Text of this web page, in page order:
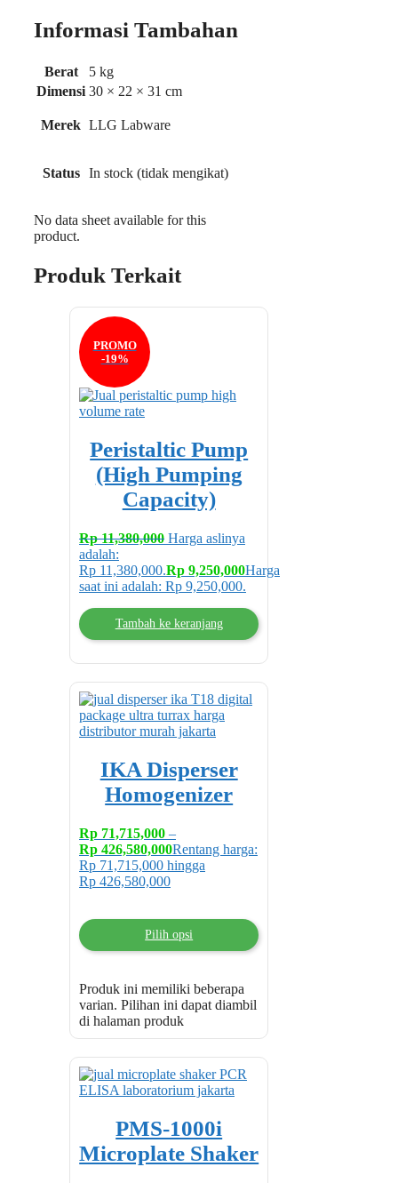
Informasi Tambahan
Berat
5 kg
Dimensi 30 × 22 × 31 cm
Merek LLG Labware
Status In stock (tidak mengikat)
No data sheet available for this
product.
Produk Terkait
PROMO
-19%
Peristaltic Pump
(High Pumping
Capacity)
Rp11,380,000 Harga aslinya
adalah:
Rp 11,380,000.Rp 9,250,000Harga
saat ini adalah: Rp 9,250,000.
Tambah ke keranjang
IKA Disperser
Homogenizer
Rp 71,715,000 –
Rp 426,580,000Rentang harga:
Rp 71,715,000 hingga
Rp 426,580,000
Pilih opsi
Produk ini memiliki beberapa
varian. Pilihan ini dapat diambil
di halaman produk
PMS-1000i
Microplate Shaker